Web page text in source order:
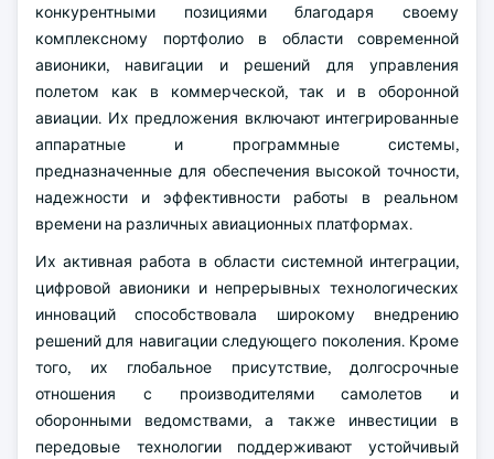
конкурентными позициями благодаря своему
комплексному портфолио в области современной
авионики, навигации и решений для управления
полетом как в коммерческой, так и в оборонной
авиации. Их предложения включают интегрированные
аппаратные и программные системы,
предназначенные для обеспечения высокой точности,
надежности и эффективности работы в реальном
времени на различных авиационных платформах.
Их активная работа в области системной интеграции,
цифровой авионики и непрерывных технологических
инноваций способствовала широкому внедрению
решений для навигации следующего поколения. Кроме
того, их глобальное присутствие, долгосрочные
отношения с производителями самолетов и
оборонными ведомствами, а также инвестиции в
передовые технологии поддерживают устойчивый